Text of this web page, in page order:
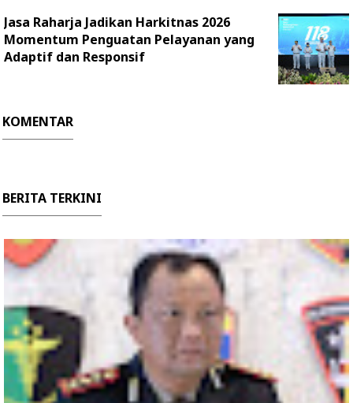
Jasa Raharja Jadikan Harkitnas 2026
Momentum Penguatan Pelayanan yang
Adaptif dan Responsif
KOMENTAR
BERITA TERKINI